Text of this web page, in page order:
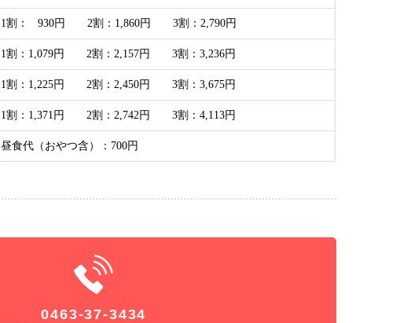
1割： 930円 2割：1,860円 3割：2,790円
1割：1,079円 2割：2,157円 3割：3,236円
1割：1,225円 2割：2,450円 3割：3,675円
1割：1,371円 2割：2,742円 3割：4,113円
昼食代（おやつ含）：700円
0463-37-3434